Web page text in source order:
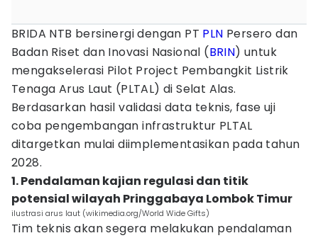
BRIDA NTB bersinergi dengan PT PLN Persero dan
Badan Riset dan Inovasi Nasional (BRIN) untuk
mengakselerasi Pilot Project Pembangkit Listrik
Tenaga Arus Laut (PLTAL) di Selat Alas.
Berdasarkan hasil validasi data teknis, fase uji
coba pengembangan infrastruktur PLTAL
ditargetkan mulai diimplementasikan pada tahun
2028.
1. Pendalaman kajian regulasi dan titik
potensial wilayah Pringgabaya Lombok Timur
ilustrasi arus laut (wikimedia.org/World Wide Gifts)
Tim teknis akan segera melakukan pendalaman